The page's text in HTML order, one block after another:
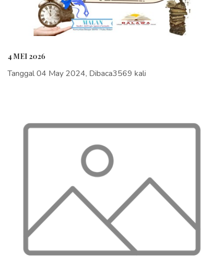
4 MEI 2026
Tanggal 04 May 2024, Dibaca3569 kali